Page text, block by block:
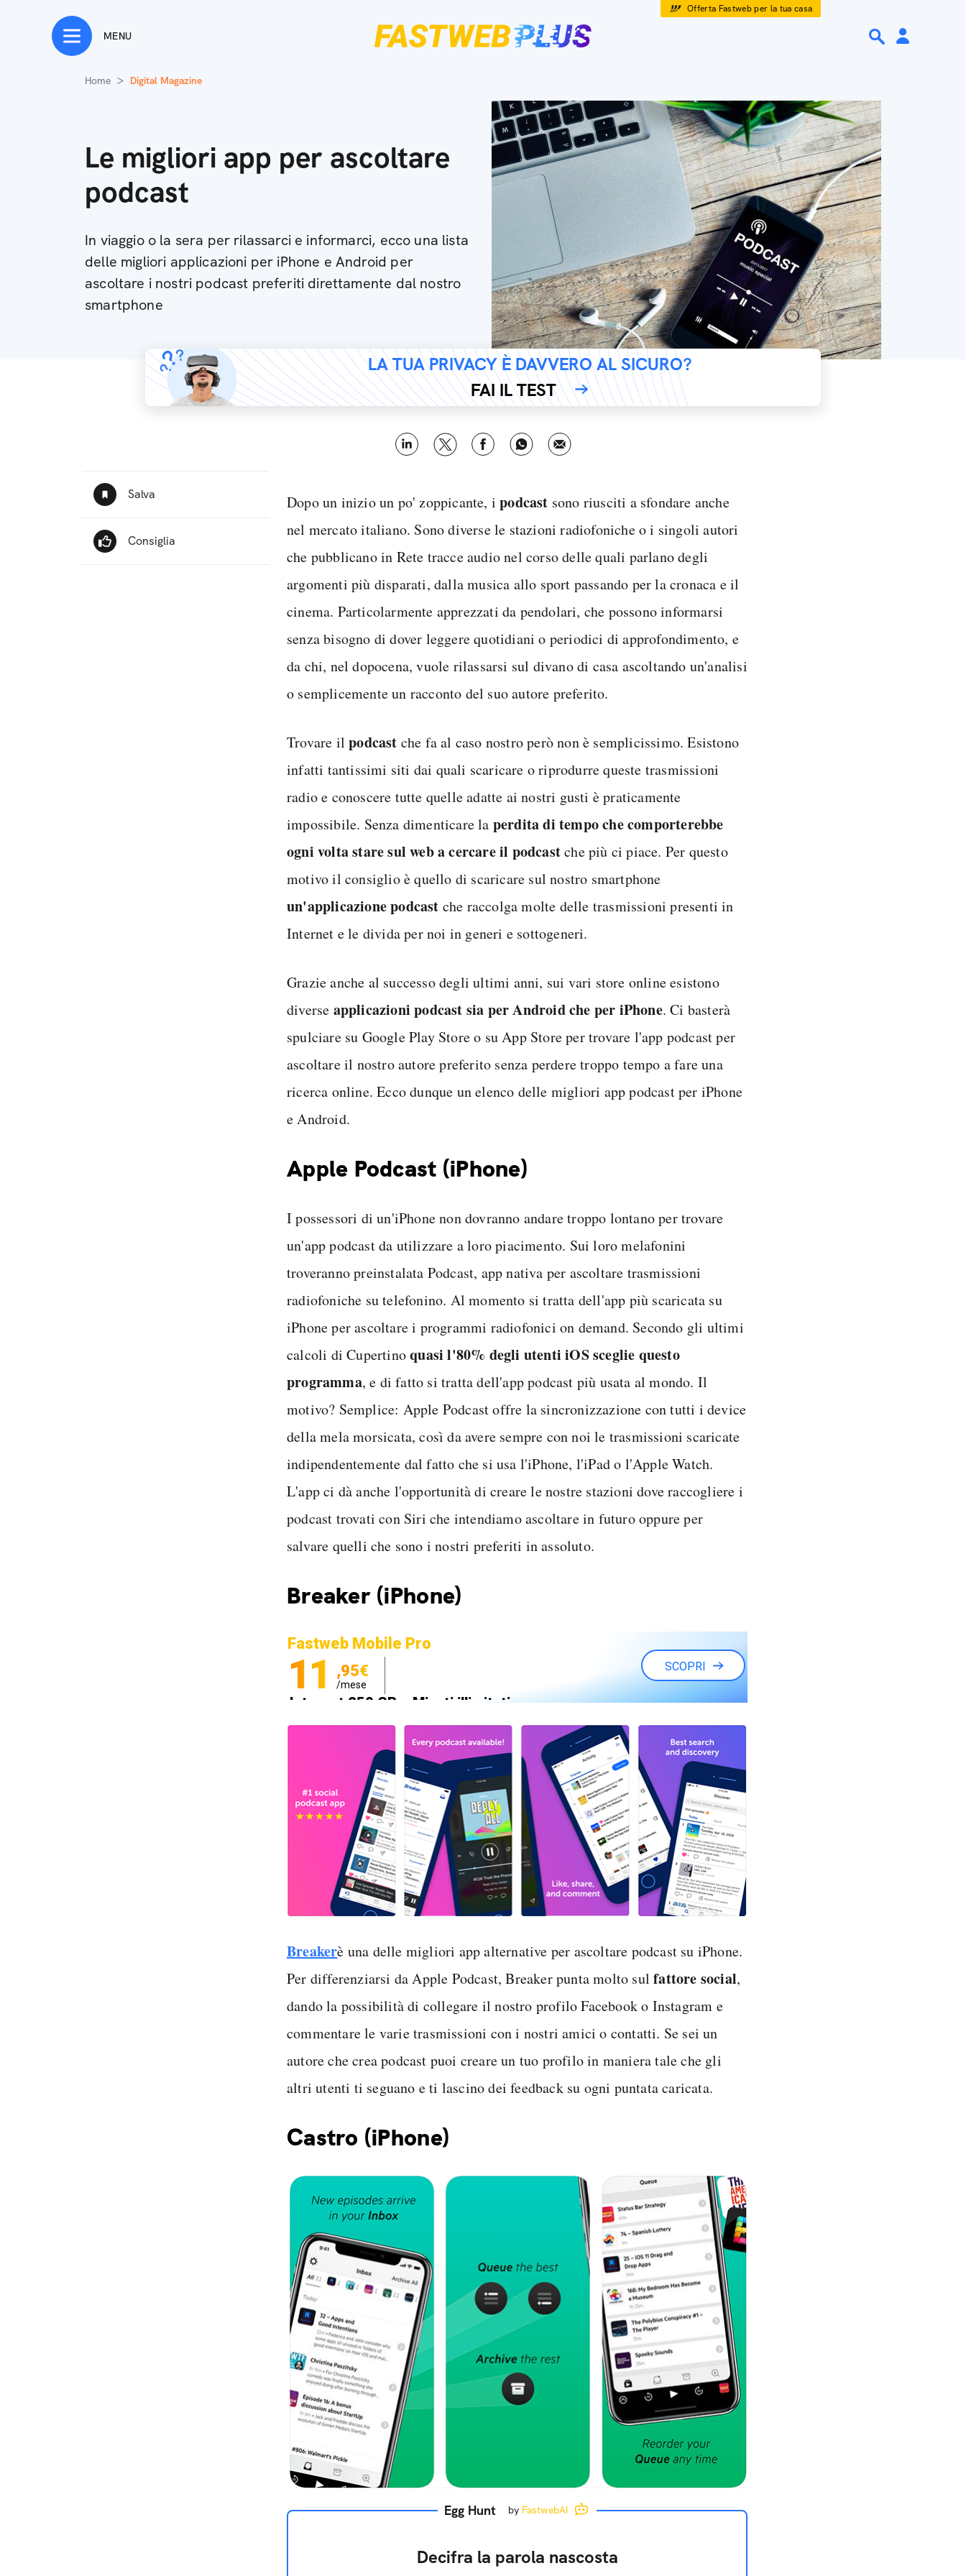
Offerta Fastweb per la tua casa
MENU
Home Digital Magazine
Le migliori app per ascoltare
podcast
In viaggio o la sera per rilassarci e informarci, ecco una lista
delle migliori applicazioni per iPhone e Android per
ascoltare i nostri podcast preferiti direttamente dal nostro
smartphone
LA TUA PRIVACY È DAVVERO AL SICURO?
FAI IL TEST
Dopo un inizio un po' zoppicante, ipodcast sono riusciti a sfondare anche
nel mercato italiano. Sono diverse le stazioni radiofoniche o i singoli autori
che pubblicano in Rete tracce audio nel corso delle quali parlano degli
argomenti più disparati, dalla musica allo sport passando per la cronaca e il
cinema. Particolarmente apprezzati da pendolari, che possono informarsi
senza bisogno di dover leggere quotidiani o periodici di approfondimento, e
da chi, nel dopocena, vuole rilassarsi sul divano di casa ascoltando un'analisi
o semplicemente un racconto del suo autore preferito.
Trovare ilpodcast che fa al caso nostro però non è semplicissimo. Esistono
infatti tantissimi siti dai quali scaricare o riprodurre queste trasmissioni
radio e conoscere tutte quelle adatte ai nostri gusti è praticamente
impossibile. Senza dimenticare la perdita di tempo che comporterebbe
ogni volta stare sul web a cercare il podcastche più ci piace. Per questo
motivo il consiglio è quello di scaricare sul nostro smartphone
un'applicazione podcast che raccolga molte delle trasmissioni presenti in
Internet e le divida per noi in generi e sottogeneri.
Grazie anche al successo degli ultimi anni, sui vari store online esistono
diverse applicazioni podcast sia per Android che per iPhone. Ci basterà
spulciare su Google Play Store o su App Store per trovare l'app podcast per
ascoltare il nostro autore preferito senza perdere troppo tempo a fare una
ricerca online. Ecco dunque un elenco delle migliori app podcast per iPhone
e Android.
Apple Podcast (iPhone)
I possessori di un'iPhone non dovranno andare troppo lontano per trovare
un'app podcast da utilizzare a loro piacimento. Sui loro melafonini
troveranno preinstalata Podcast, app nativa per ascoltare trasmissioni
radiofoniche su telefonino. Al momento si tratta dell'app più scaricata su
iPhone per ascoltare i programmi radiofonici on demand. Secondo gli ultimi
calcoli di Cupertinoquasi l'80% degli utenti iOS sceglie questo
programma, e di fatto si tratta dell'app podcast più usata al mondo. Il
motivo? Semplice: Apple Podcast offre la sincronizzazione con tutti i device
della mela morsicata, così da avere sempre con noi le trasmissioni scaricate
indipendentemente dal fatto che si usa l'iPhone, l'iPad o l'Apple Watch.
L'app ci dà anche l'opportunità di creare le nostre stazioni dove raccogliere i
podcast trovati con Siri che intendiamo ascoltare in futuro oppure per
salvare quelli che sono i nostri preferiti in assoluto.
Breaker (iPhone)
Fastweb Mobile Pro
11 ,95€
/mese
Internet 250 GB e Minuti illimitati
Spedizione SIM GRATIS
SCOPRI
Breakerè una delle migliori app alternative per ascoltare podcast su iPhone.
Per differenziarsi da Apple Podcast, Breaker punta molto sulfattore social,
dando la possibilità di collegare il nostro profilo Facebook o Instagram e
commentare le varie trasmissioni con i nostri amici o contatti. Se sei un
autore che crea podcast puoi creare un tuo profilo in maniera tale che gli
altri utenti ti seguano e ti lascino dei feedback su ogni puntata caricata.
Castro (iPhone)
Egg Hunt by FastwebAI
Decifra la parola nascosta